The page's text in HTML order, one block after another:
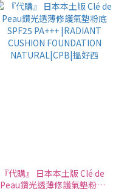
『代購』 日本本土版 Clé de
Peau鑽光透薄修護氣墊粉底